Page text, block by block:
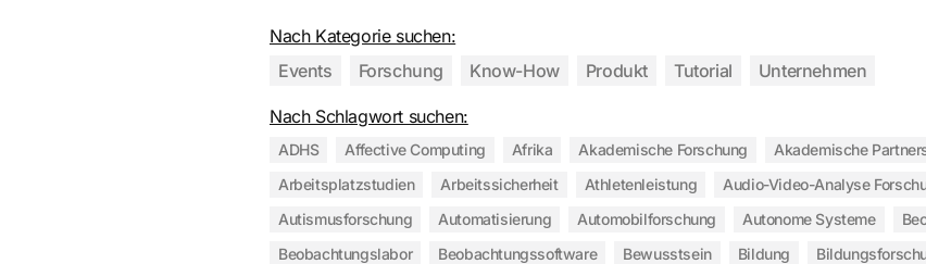
Nach Kategorie suchen:
Events
Forschung Know-How Produkt Tutorial Unternehmen
Nach Schlagwort suchen:
ADHS Affective Computing Afrika Akademische Forschung Akademische
Arbeitsplatzstudien
Arbeitssicherheit Athletenleistung Audio-Video-Analyse
Autismusforschung
Automatisierung Automobilforschung Autonome Systeme
Beobachtungslabor
Beobachtungssoftware Bewusstsein Bildung